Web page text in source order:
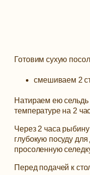
Готовим сухую
смешиваем 2
Натираем ею
температуре на 2
Через 2 часа
глубокую посуду
просоленную
Перед подачей к